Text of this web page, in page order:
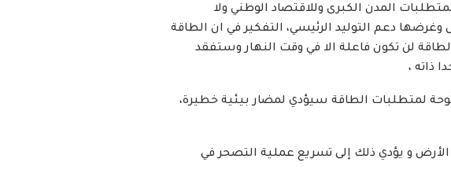
المدن الكبرى وللاقتصاد الوطني ولا
دعم التوليد الرئيسي، التفكير في ان الطاقة
لن تكون فاعلة الا في وقت النهار وستفقد
ذاته ،
لمتطلبات الطاقة سيؤدي لمضار بيئية خطيرة،
و يؤدي ذلك إلى تسريع عملية التصحر في